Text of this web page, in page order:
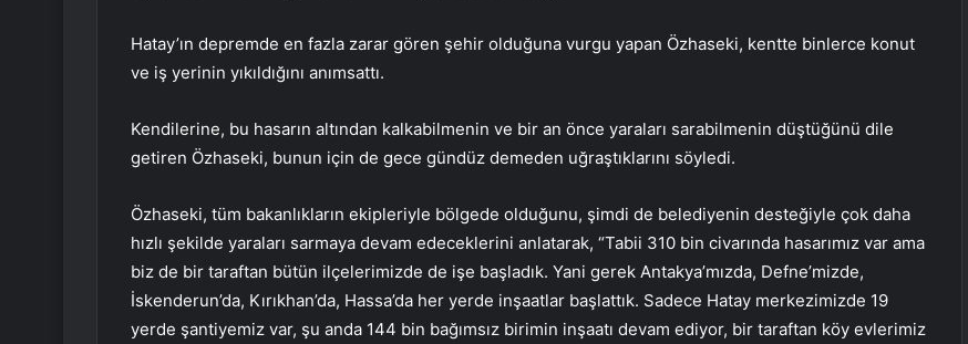
Hatay’ın depremde en fazla zarar gören şehir olduğuna vurgu yapan Özhaseki, kentte binlerce konut
ve iş yerinin yıkıldığını anımsattı.
Kendilerine, bu hasarın altından kalkabilmenin ve bir an önce yaraları sarabilmenin düştüğünü dile
getiren Özhaseki, bunun için de gece gündüz demeden uğraştıklarını söyledi.
Özhaseki, tüm bakanlıkların ekipleriyle bölgede olduğunu, şimdi de belediyenin desteğiyle çok daha
hızlı şekilde yaraları sarmaya devam edeceklerini anlatarak, “Tabii 310 bin civarında hasarımız var ama
biz de bir taraftan bütün ilçelerimizde de işe başladık. Yani gerek Antakya’mızda, Defne’mizde,
İskenderun’da, Kırıkhan’da, Hassa’da her yerde inşaatlar başlattık. Sadece Hatay merkezimizde 19
yerde şantiyemiz var, şu anda 144 bin bağımsız birimin inşaatı devam ediyor, bir taraftan köy evlerimiz